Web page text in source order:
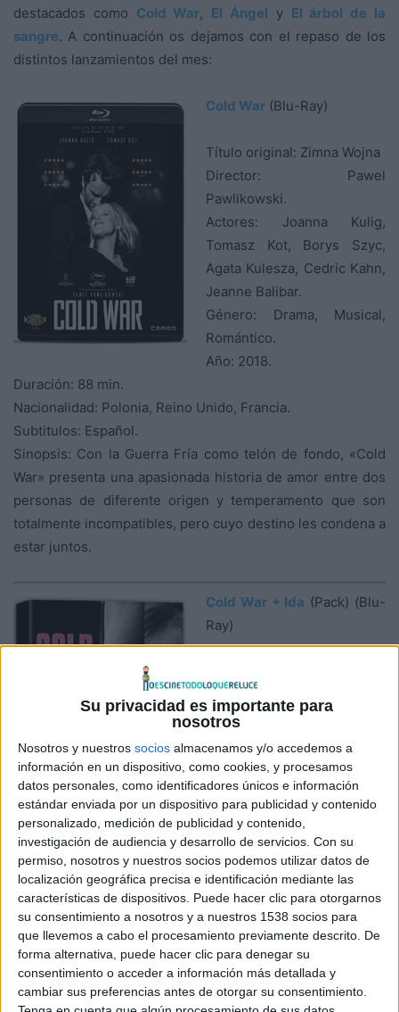
Su privacidad es importante para
nosotros
Nosotros y nuestros socios almacenamos y/o accedemos a
información en un dispositivo, como cookies, y procesamos
datos personales, como identificadores únicos e información
estándar enviada por un dispositivo para publicidad y contenido
personalizado, medición de publicidad y contenido,
investigación de audiencia y desarrollo de servicios. Con su
permiso, nosotros y nuestros socios podemos utilizar datos de
localización geográfica precisa e identificación mediante las
características de dispositivos. Puede hacer clic para otorgarnos
su consentimiento a nosotros y a nuestros 1538 socios para
que llevemos a cabo el procesamiento previamente descrito. De
forma alternativa, puede hacer clic para denegar su
consentimiento o acceder a información más detallada y
cambiar sus preferencias antes de otorgar su consentimiento.
destacados como Cold War, El Ángel y El árbol de la
sangre. A continuación os dejamos con el repaso de los
distintos lanzamientos del mes:
Cold War (Blu-Ray)
Título original: Zimna Wojna
Director: Pawel
Pawlikowski.
Actores: Joanna Kulig,
Tomasz Kot, Borys Szyc,
Agata Kulesza, Cedric Kahn,
Jeanne Balibar.
Género: Drama, Musical,
Romántico.
Año: 2018.
Duración: 88 min.
Nacionalidad: Polonia, Reino Unido, Francia.
Subtitulos: Español.
Sinopsis: Con la Guerra Fría como telón de fondo, «Cold
War» presenta una apasionada historia de amor entre dos
personas de diferente origen y temperamento que son
totalmente incompatibles, pero cuyo destino les condena a
estar juntos.
Cold War + Ida (Pack) (Blu-
Ray)
Pawlikowski.
Actores: Joanna Kulig,
Tomasz Kot, Borys Szyc,
Agata Kulesza, Agata
Trzebuchowska, Dawid
Ogrodnik.
Música: Kristian Eidnes
Andersen.
Género: Drama, Musical, Romántico.
Año: 2013, 2018.
Duración: 166 min.
Nacionalidad: Polonia, Dinamarca, Italia, Reino Unido,
Francia.
Subtitulos: Según Título.